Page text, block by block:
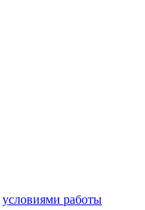
условиями работы